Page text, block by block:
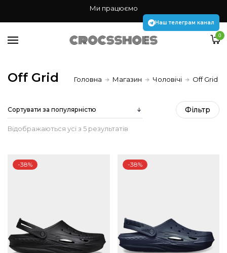
Ми працюємо
Наш телеграм канал
0
Чоловікам
Дітям
Off Grid Головна Магазин Чоловічі Off Grid
Фiльтр
Відображаються усі з 5 результатів
popularity
-38% -38%